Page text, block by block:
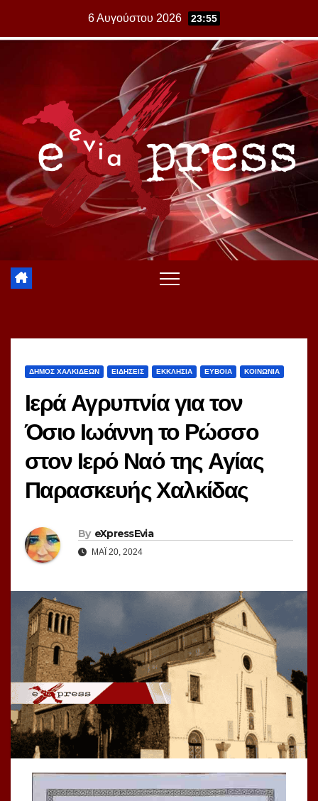
6 Αυγούστου 2026 23:55
ΔΗΜΟΣ ΧΑΛΚΙΔΕΩΝ ΕΙΔΗΣΕΙΣ ΕΚΚΛΗΣΙΑ ΕΥΒΟΙΑ ΚΟΙΝΩΝΙΑ
Ιερά Αγρυπνία για τον
Όσιο Ιωάννη το Ρώσσο
στον Ιερό Ναό της Αγίας
Παρασκευής Χαλκίδας
By eXpressEvia
ΜΆΙ 20, 2024